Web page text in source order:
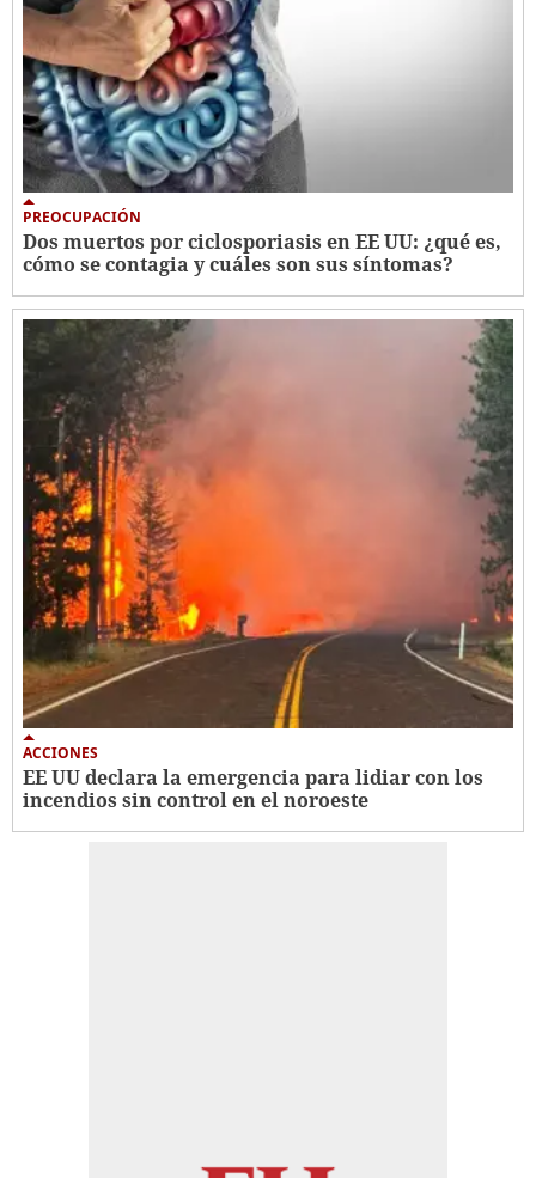
PREOCUPACIÓN
Dos muertos por ciclosporiasis en EE UU: ¿qué es,
cómo se contagia y cuáles son sus síntomas?
ACCIONES
EE UU declara la emergencia para lidiar con los
incendios sin control en el noroeste